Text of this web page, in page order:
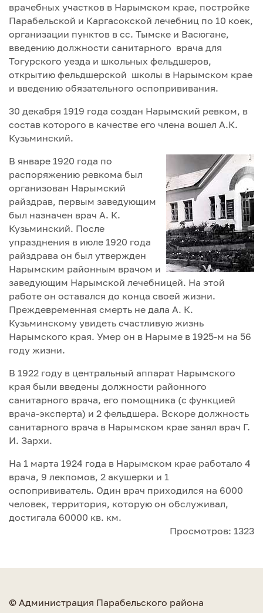
врачебных участков в Нарымском крае, постройке
Парабельской и Каргасокской лечебниц по 10 коек,
организации пунктов в сс. Тымске и Васюгане,
введению должности санитарного врача для
Тогурского уезда и школьных фельдшеров,
открытию фельдшерской школы в Нарымском крае
и введению обязательного оспопрививания.
30 декабря 1919 года создан Нарымский ревком, в
состав которого в качестве его члена вошел А.К.
Кузьминский.
В январе 1920 года по
распоряжению ревкома был
организован Нарымский
райздрав, первым заведующим
был назначен врач А. К.
Кузьминский. После
упразднения в июле 1920 года
райздрава он был утвержден
Нарымским районным врачом и
заведующим Нарымской лечебницей. На этой
работе он оставался до конца своей жизни.
Преждевременная смерть не дала А. К.
Кузьминскому увидеть счастливую жизнь
Нарымского края. Умер он в Нарыме в 1925-м на 56
году жизни.
В 1922 году в центральный аппарат Нарымского
края были введены должности районного
санитарного врача, его помощника (с функцией
врача-эксперта) и 2 фельдшера. Вскоре должность
санитарного врача в Нарымском крае занял врач Г.
И. Зархи.
На 1 марта 1924 года в Нарымском крае работало 4
врача, 9 лекпомов, 2 акушерки и 1
оспопрививатель. Один врач приходился на 6000
человек, территория, которую он обслуживал,
достигала 60000 кв. км.
Просмотров: 1323
© Администрация Парабельского района